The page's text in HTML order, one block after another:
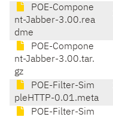
POE-Compone
nt-Jabber-3.00.rea
dme
POE-Compone
nt-Jabber-3.00.tar.
gz
POE-Filter-Sim
pleHTTP-0.01.meta
POE-Filter-Sim